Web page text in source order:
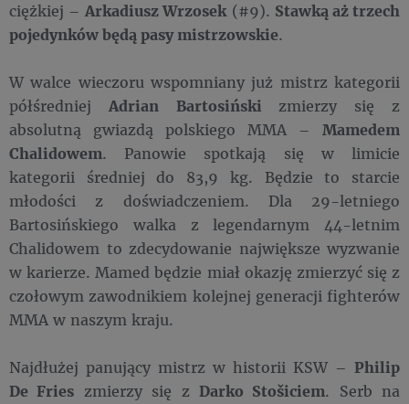
ciężkiej –Arkadiusz Wrzosek (#9). Stawką aż trzech
pojedynków będą pasy mistrzowskie.
W walce wieczoru wspomniany już mistrz kategorii
półśredniej Adrian Bartosiński zmierzy się z
absolutną gwiazdą polskiego MMA – Mamedem
Chalidowem. Panowie spotkają się w limicie
kategorii średniej do 83,9 kg. Będzie to starcie
młodości z doświadczeniem. Dla 29-letniego
Bartosińskiego walka z legendarnym 44-letnim
Chalidowem to zdecydowanie największe wyzwanie
w karierze. Mamed będzie miał okazję zmierzyć się z
czołowym zawodnikiem kolejnej generacji fighterów
MMA w naszym kraju.
Najdłużej panujący mistrz w historii KSW – Philip
De Fries zmierzy się z Darko Stošiciem. Serb na